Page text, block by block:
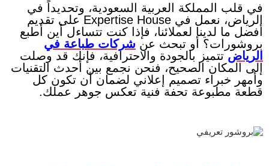
في قلب المملكة العربية السعودية، وتحديداً في
الرياض، نعمل في Expertise House على تقديم
أفضل ما لدينا لعملائنا، فإذا كنت تتساءل أين أطبع
بروشورات؟ أو تبحث عن شركات طباعة في
الرياض تتميز بالجودة والاحترافية، فإنك قد وصلت
إلى المكان الصحيح، فنحن نجمع بين أحدث التقنيات
وأمهر خبراء تصميم إعلاني لضمان أن تكون كل
قطعة مطبوعة تحفة فنية تعكس جوهر عملك.